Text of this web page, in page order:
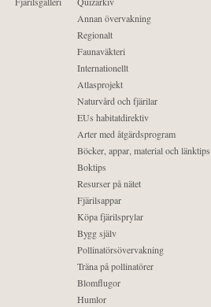
Annan övervakning
Regionalt
Faunaväkteri
Internationellt
Atlasprojekt
Naturvård och fjärilar
EUs habitatdirektiv
Arter med åtgärdsprogram
Böcker, appar, material och länktips
Boktips
Resurser på nätet
Fjärilsappar
Köpa fjärilsprylar
Bygg själv
Pollinatörsövervakning
Träna på pollinatörer
Blomflugor
Humlor